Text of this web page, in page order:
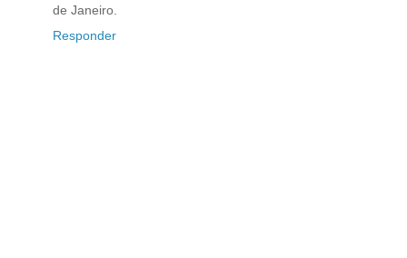
de Janeiro.
Responder